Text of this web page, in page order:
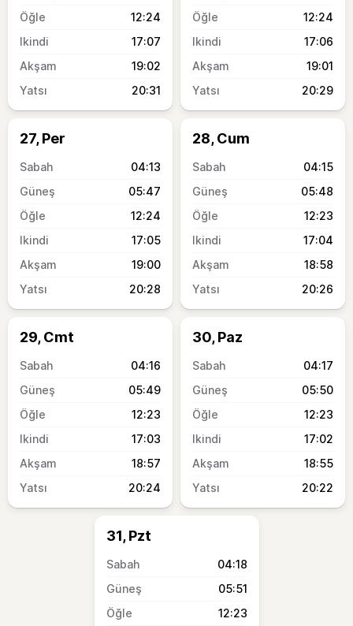
12:24
17:07
19:02
20:31
12:24
17:06
19:01
20:29
27, Per
04:13
05:47
12:24
17:05
19:00
20:28
28, Cum
04:15
05:48
12:23
17:04
18:58
20:26
29, Cmt
04:16
05:49
12:23
17:03
18:57
20:24
30, Paz
04:17
05:50
12:23
17:02
18:55
20:22
31, Pzt
04:18
05:51
12:23